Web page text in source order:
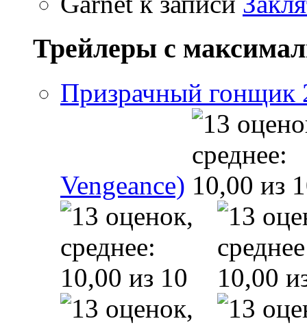
Трейлеры с
Призрачный гонщик
Vengeance)